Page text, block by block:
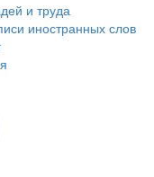
и труда
иностранных слов